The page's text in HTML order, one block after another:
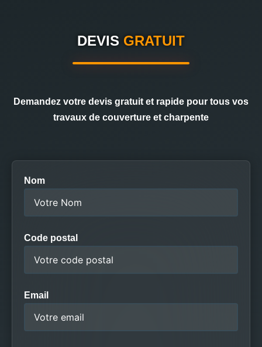
DEVIS GRATUIT
Demandez votre devis gratuit et rapide pour tous vos
travaux de couverture et charpente
Nom
Code postal
Email